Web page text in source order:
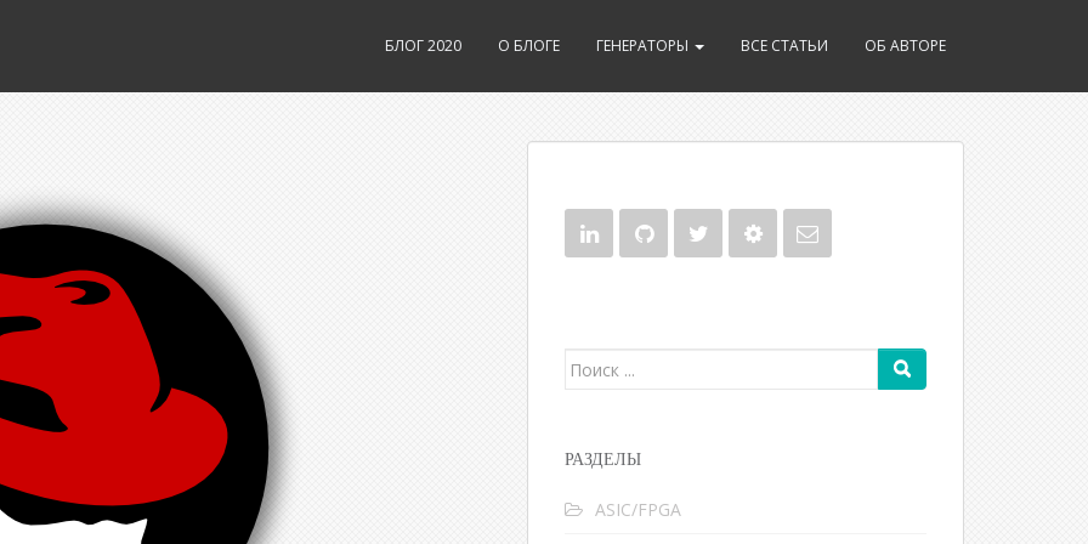
БЛОГ 2020 О БЛОГЕ ГЕНЕРАТОРЫ ВСЕ СТАТЬИ ОБ АВТОРЕ
Поиск для:
РАЗДЕЛЫ
ASIC/FPGA